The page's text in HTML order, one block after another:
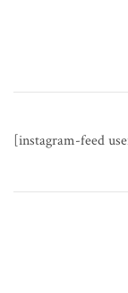
[instagram-feed